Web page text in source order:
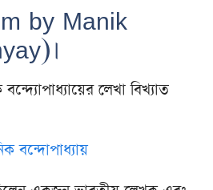
by Manik
লেখা বিখ্যাত
বন্দোপাধ্যায়